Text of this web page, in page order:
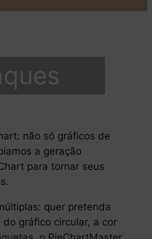
não só gráficos de
a geração
para tornar seus
quer pretenda
gráfico circular, a cor